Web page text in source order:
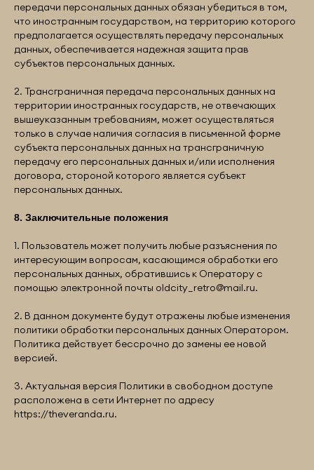
передачи персональных данных обязан убедиться в том,
что иностранным государством, на территорию которого
предполагается осуществлять передачу персональных
данных, обеспечивается надежная защита прав
субъектов персональных данных.
2. Трансграничная передача персональных данных на
территории иностранных государств, не отвечающих
вышеуказанным требованиям, может осуществляться
только в случае наличия согласия в письменной форме
субъекта персональных данных на трансграничную
передачу его персональных данных и/или исполнения
договора, стороной которого является субъект
персональных данных.
8. Заключительные положения
1. Пользователь может получить любые разъяснения по
интересующим вопросам, касающимся обработки его
персональных данных, обратившись к Оператору с
помощью электронной почты oldcity_retro@mail.ru.
2. В данном документе будут отражены любые изменения
политики обработки персональных данных Оператором.
Политика действует бессрочно до замены ее новой
версией.
3. Актуальная версия Политики в свободном доступе
расположена в сети Интернет по адресу
https://theveranda.ru.